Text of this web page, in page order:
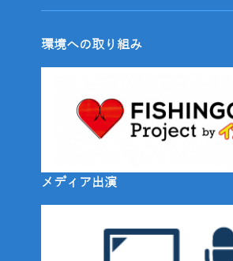
環境への取り組み
メディア出演